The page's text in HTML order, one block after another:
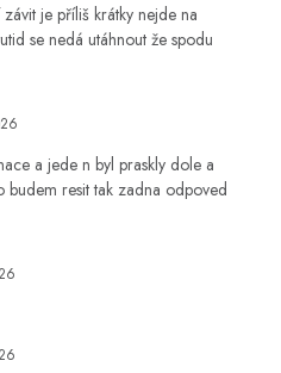
je příliš krátky nejde na
se nedá utáhnout že spodu
a jede n byl praskly dole a
budem resit tak zadna odpoved